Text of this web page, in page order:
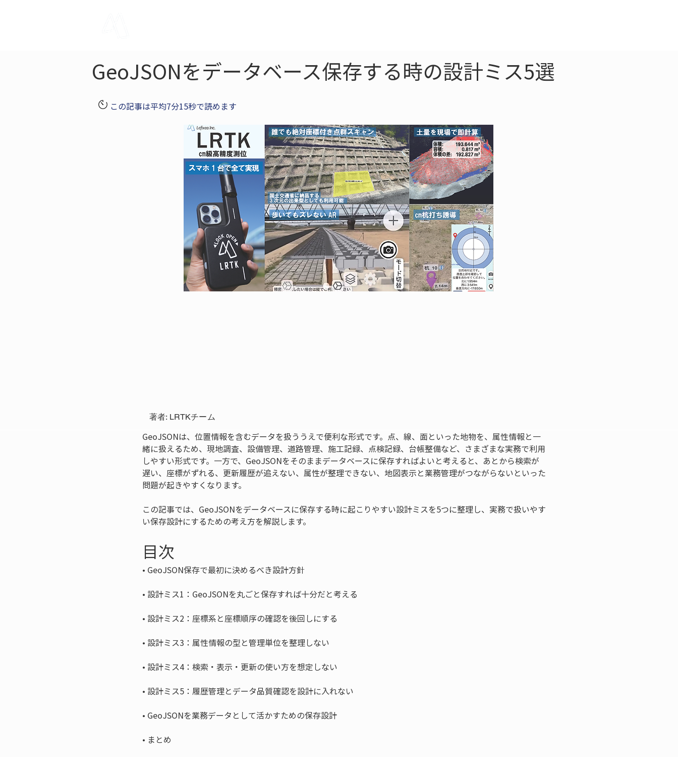
GeoJSONをデータベース保存する時の設計ミス5選
この記事は平均7分15秒で読めます
著者: LRTKチーム
GeoJSONは、位置情報を含むデータを扱ううえで便利な形式です。点、線、面といった地物を、属性情報と一
緒に扱えるため、現地調査、設備管理、道路管理、施工記録、点検記録、台帳整備など、さまざまな実務で利用
しやすい形式です。一方で、GeoJSONをそのままデータベースに保存すればよいと考えると、あとから検索が
遅い、座標がずれる、更新履歴が追えない、属性が整理できない、地図表示と業務管理がつながらないといった
問題が起きやすくなります。
この記事では、GeoJSONをデータベースに保存する時に起こりやすい設計ミスを5つに整理し、実務で扱いやす
い保存設計にするための考え方を解説します。
目次
•
•
•
•
•
•
•
• まとめ